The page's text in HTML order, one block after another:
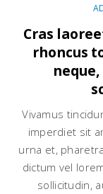
Cras
rhoncus
Vivamus
imperdiet sit
urna et,
dictum vel
sollicitudin,